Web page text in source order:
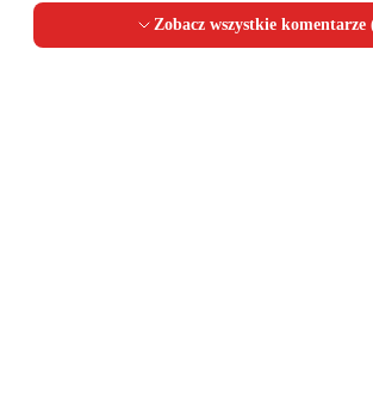
Zobacz wszystkie komentarze